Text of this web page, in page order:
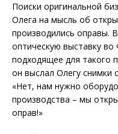
Поиски оригинальной
Олега на мысль об
производились оправы.
оптическую выставку
подходящее для такого
он выслал Олегу снимки
«Нет, нам нужно
производства – мы
оправ!»